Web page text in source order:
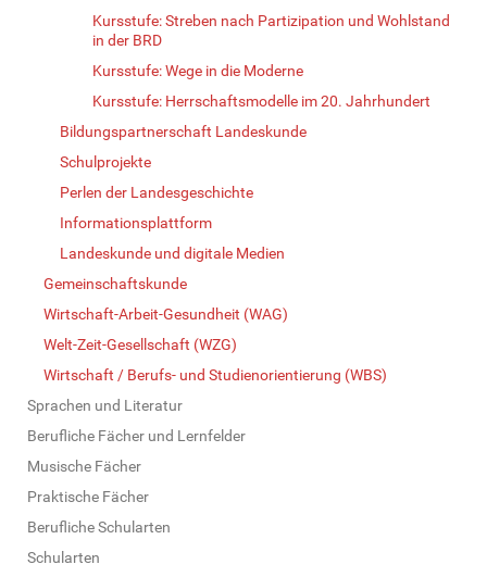
Kursstufe: Streben nach Partizipation und Wohlstand
in der BRD
Kursstufe: Wege in die Moderne
Kursstufe: Herrschaftsmodelle im 20. Jahrhundert
Bildungspartnerschaft Landeskunde
Schulprojekte
Perlen der Landesgeschichte
Informationsplattform
Landeskunde und digitale Medien
Gemeinschaftskunde
Wirtschaft-Arbeit-Gesundheit (WAG)
Welt-Zeit-Gesellschaft (WZG)
Wirtschaft / Berufs- und Studienorientierung (WBS)
Sprachen und Literatur
Berufliche Fächer und Lernfelder
Musische Fächer
Praktische Fächer
Berufliche Schularten
Schularten